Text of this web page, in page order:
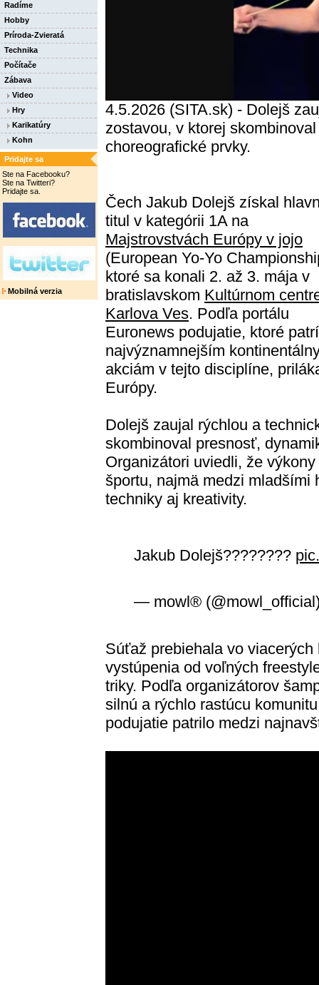
Radíme
Hobby
Príroda-Zvieratá
Technika
Počítače
Zábava
Video
Hry
Karikatúry
Kohn
Pridajte sa
Ste na Facebooku?
Ste na Twitteri?
Pridajte sa.
Mobilná verzia
4.5.2026 (SITA.sk) - Dolejš
zostavou, v ktorej
choreografické prvky.
Čech Jakub Dolejš získal
titul v kategórii 1A na
Majstrovstvách Európy v jojo
(European Yo-Yo
ktoré sa konali 2. až 3. mája v
bratislavskom Kultúrnom
Karlova Ves. Podľa portálu
Euronews podujatie, ktoré
najvýznamnejším
akciám v tejto disciplíne,
Európy.
Dolejš zaujal rýchlou a
skombinoval presnosť,
Organizátori uviedli, že
športu, najmä medzi mladšími
techniky aj kreativity.
Jakub Dolejš????????
— mowl®
Súťaž prebiehala vo
vystúpenia od voľných
triky. Podľa organizátorov
silnú a rýchlo rastúcu
podujatie patrilo medzi